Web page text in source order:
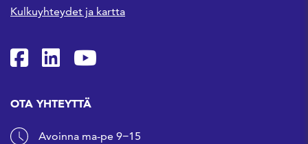
Kulkuyhteydet ja kartta
SFS Facebookissa
SFS Linkedinissä
SFS Youtubessa
OTA YHTEYTTÄ
Avoinna ma-pe 9−15